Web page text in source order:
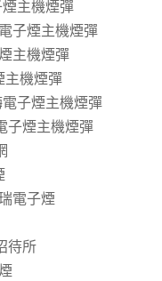
主機煙彈
子煙主機煙彈
主機煙彈
主機煙彈
子煙主機煙彈
子煙主機煙彈
電子煙
待所